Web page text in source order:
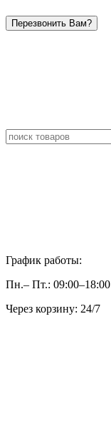
Перезвонить Вам?
График работы:
Пн.– Пт.: 09:00–18:00
Через корзину: 24/7